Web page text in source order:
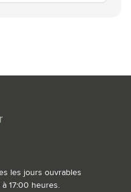
les jours ouvrables
17:00 heures.